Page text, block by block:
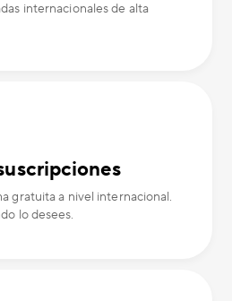
internacionales de alta
gratuita a nivel internacional.
lo desees.